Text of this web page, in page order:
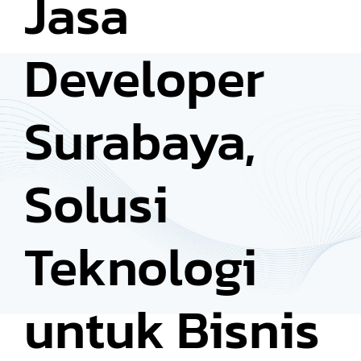
Developer
Surabaya,
Solusi
Teknologi
untuk Bisnis